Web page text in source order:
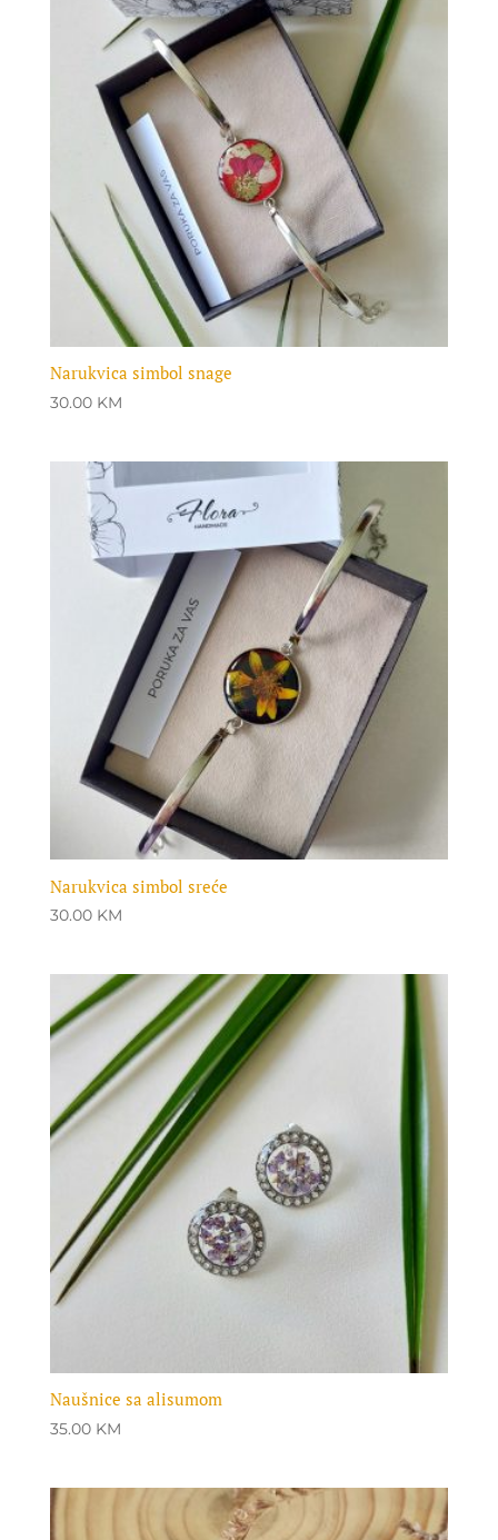
Narukvica simbol snage
30.00 KM
Narukvica simbol sreće
30.00 KM
Naušnice sa alisumom
35.00 KM